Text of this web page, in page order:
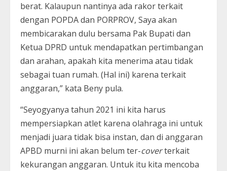
berat. Kalaupun nantinya ada rakor terkait
dengan POPDA dan PORPROV, Saya akan
membicarakan dulu bersama Pak Bupati dan
Ketua DPRD untuk mendapatkan pertimbangan
dan arahan, apakah kita menerima atau tidak
sebagai tuan rumah. (Hal ini) karena terkait
anggaran,” kata Beny pula.
“Seyogyanya tahun 2021 ini kita harus
mempersiapkan atlet karena olahraga ini untuk
menjadi juara tidak bisa instan, dan di anggaran
APBD murni ini akan belum ter-coverterkait
kekurangan anggaran. Untuk itu kita mencoba